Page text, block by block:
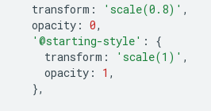
transform : 'scale(0.8)' ,
opacity : 0,
'@starting-style' :
{
transform : 'scale(1)' ,
opacity : 1 ,
},